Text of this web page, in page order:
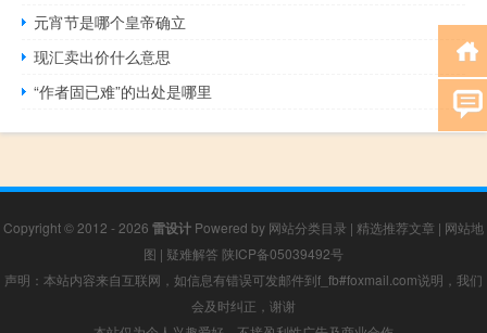
元宵节是哪个皇帝确立
现汇卖出价什么意思
“作者固已难”的出处是哪里
Copyright © 2012 - 2026 雷设计 Powered by 网站分类目录 | 精选推荐文章 | 网站地
图 | 疑难解答 陕ICP备05039492号
声明：本站内容来自互联网，如信息有错误可发邮件到f_fb#foxmail.com说明，我们
会及时纠正，谢谢